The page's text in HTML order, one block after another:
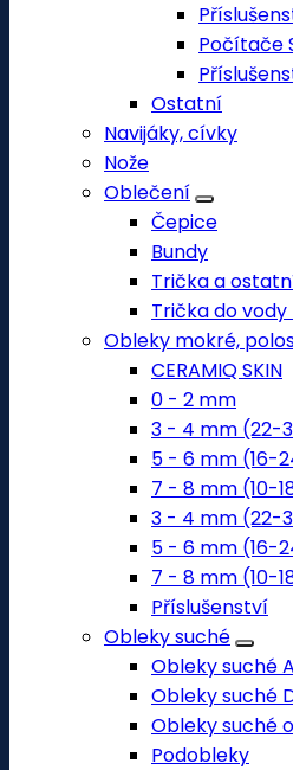
Počítače
Ostatní
Navijáky, cívky
Nože
Oblečení
Čepice
Bundy
Trička a
Trička do vody
Obleky mokré,
CERAMIQ SKIN
0 - 2 mm
3 - 4 mm (22-
5 - 6 mm (16-
7 - 8 mm (10-
3 - 4 mm (22-
5 - 6 mm (16-
7 - 8 mm (10-
Příslušenství
Obleky suché
Obleky suché
Obleky suché
Obleky suché
Podobleky